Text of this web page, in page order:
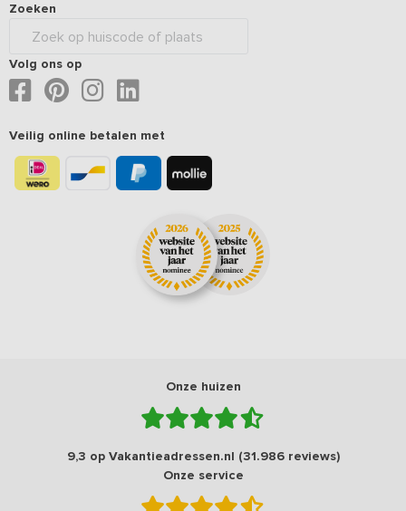
Zoeken
Volg ons op
Veilig online betalen met
Onze huizen
9,3 op Vakantieadressen.nl (31.986 reviews)
Onze service